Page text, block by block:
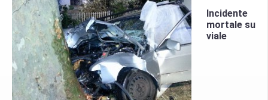
Incidente
mortale su
viale